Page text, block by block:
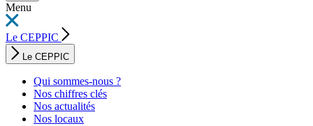
Menu
Le CEPPIC
Le CEPPIC
Qui sommes-nous ?
Nos chiffres clés
Nos actualités
Nos locaux